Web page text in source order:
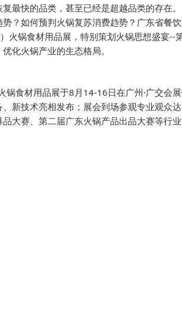
最快的品类，甚至已经是超越品类的存在。
？如何预判火锅复苏消费趋势？广东省餐
火锅食材用品展，特别策划火锅思想盛宴--
化火锅产业的生态格局。
锅食材用品展于8月14-16日在广州·广交会
新技术亮相发布；展会到场参观专业观众
大赛、第二届广东火锅产品出品大赛等行